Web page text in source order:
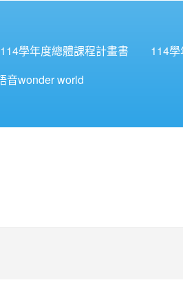
114學年度總體課程計畫書
114
音wonder world